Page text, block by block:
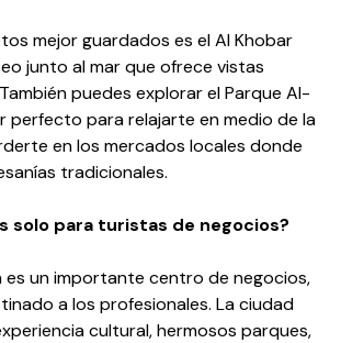
mejor guardados es el Al Khobar
junto al mar que ofrece vistas
puedes explorar el Parque Al-
perfecto para relajarte en medio de la
en los mercados locales donde
tradicionales.
solo para turistas de negocios?
es un importante centro de negocios,
a los profesionales. La ciudad
cultural, hermosos parques,